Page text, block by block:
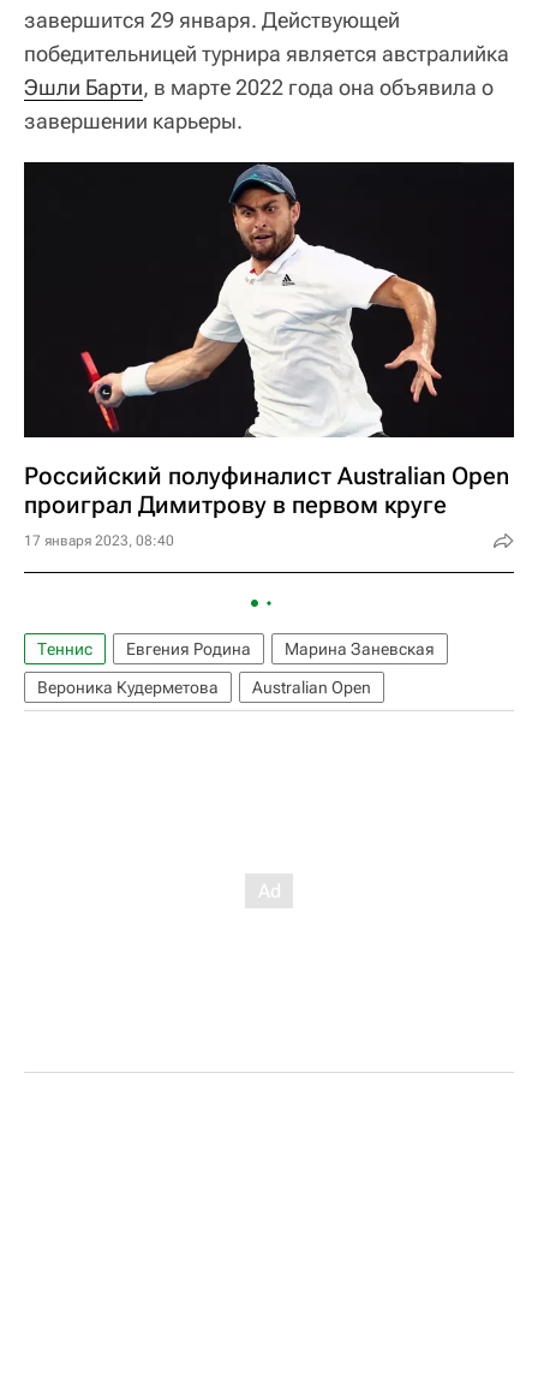
завершится 29 января. Действующей
победительницей турнира является австралийка
Эшли Барти, в марте 2022 года она объявила о
завершении карьеры.
Российский полуфиналист Australian Open
проиграл Димитрову в первом круге
17 января 2023, 08:40
Теннис Евгения Родина
Марина Заневская
Вероника Кудерметова
Australian Open